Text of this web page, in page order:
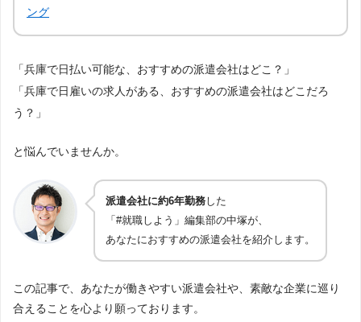
ング
「兵庫で日払い可能な、おすすめの派遣会社はどこ？」
「兵庫で日雇いの求人がある、おすすめの派遣会社はどこだろ
う？」
と悩んでいませんか。
派遣会社に約6年勤務した
「#就職しよう」編集部の中塚が、
あなたにおすすめの派遣会社を紹介します。
この記事で、あなたが働きやすい派遣会社や、素敵な企業に巡り
合えることを心より願っております。